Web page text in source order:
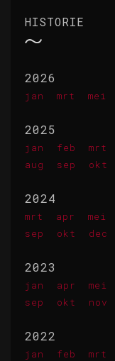
HISTORIE
2026
jan mrt mei
2025
jan feb mrt
aug
sep okt
2024
mrt apr mei
sep
okt dec
2023
jan apr mei
sep
okt nov
2022
jan feb mrt